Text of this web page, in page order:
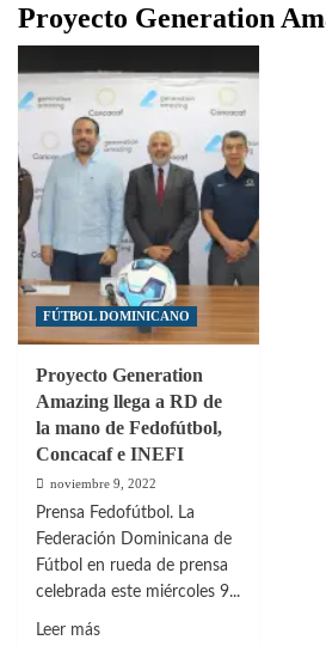
Proyecto Generation
FÚTBOL DOMINICANO
Proyecto Generation
Amazing llega a RD de
la mano de Fedofútbol,
Concacaf e INEFI
noviembre 9, 2022
Prensa Fedofútbol. La
Federación Dominicana de
Fútbol en rueda de prensa
celebrada este miércoles 9...
Leer másLeer